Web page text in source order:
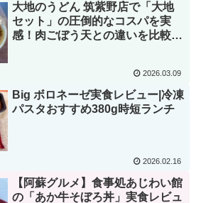
大地のうどん 筑紫野店で「大地
セット」の圧倒的なコスパを実
感！肉ごぼう天との違いを比較レ
2026.03.09
Big ボロネーゼ実食レビュー|冷凍
パスタおすすめ380g時短ランチ
2026.02.16
【阿蘇グルメ】食事処あじわい館
の「あか牛そぼろ丼」実食レビュ